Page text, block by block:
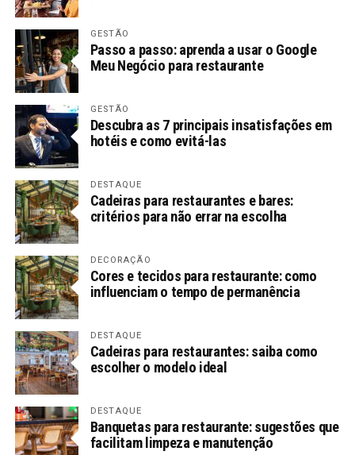
GESTÃO
Passo a passo: aprenda a usar o Google
Meu Negócio para restaurante
GESTÃO
Descubra as 7 principais insatisfações em
hotéis e como evitá-las
DESTAQUE
Cadeiras para restaurantes e bares:
critérios para não errar na escolha
DECORAÇÃO
Cores e tecidos para restaurante: como
influenciam o tempo de permanência
DESTAQUE
Cadeiras para restaurantes: saiba como
escolher o modelo ideal
DESTAQUE
Banquetas para restaurante: sugestões que
facilitam limpeza e manutenção